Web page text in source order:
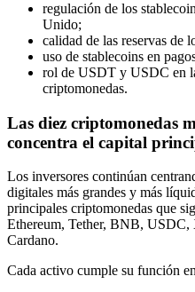
regulación de los
Unido;
calidad de las reservas de
uso de stablecoins en
rol de USDT y USDC en
criptomonedas.
Las diez criptomonedas
concentra el capital
Los inversores continúan
digitales más grandes y más
principales criptomonedas que
Ethereum, Tether, BNB,
Cardano.
Cada activo cumple su función